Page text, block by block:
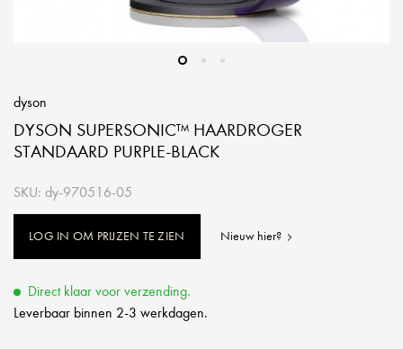
dyson
DYSON SUPERSONIC™ HAARDROGER
STANDAARD PURPLE-BLACK
SKU: dy-970516-05
LOG IN OM PRIJZEN TE ZIEN Nieuw hier?
Direct klaar voor verzending.
Leverbaar binnen 2-3 werkdagen.